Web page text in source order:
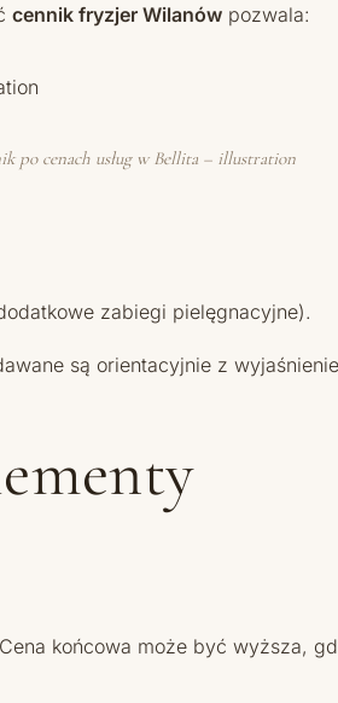
cennik fryzjer Wilanów pozwala:
cenach usług w Bellita – illustration
zabiegi pielęgnacyjne).
są orientacyjnie z
końcowa może być wyższa,